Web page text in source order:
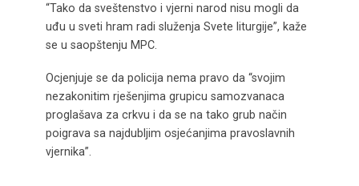
“Tako da sveštenstvo i vjerni narod nisu mogli da
uđu u sveti hram radi služenja Svete liturgije”, kaže
se u saopštenju MPC.
Ocjenjuje se da policija nema pravo da “svojim
nezakonitim rješenjima grupicu samozvanaca
proglašava za crkvu i da se na tako grub način
poigrava sa najdubljim osjećanjima pravoslavnih
vjernika”.